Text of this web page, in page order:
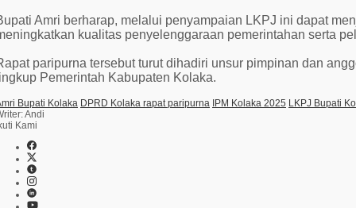
Amri berharap, melalui penyampaian LKPJ ini dapat
kualitas penyelenggaraan pemerintahan serta
paripurna tersebut turut dihadiri unsur pimpinan dan
Pemerintah Kabupaten Kolaka.
Bupati Kolaka DPRD Kolaka rapat paripurna IPM Kolaka 2025 LKPJ Bupati
Andi
Kami